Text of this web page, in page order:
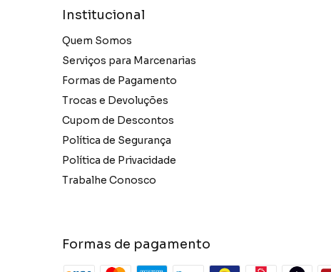
Institucional
Quem Somos
Serviços para Marcenarias
Formas de Pagamento
Trocas e Devoluções
Cupom de Descontos
Política de Segurança
Política de Privacidade
Trabalhe Conosco
Formas de pagamento